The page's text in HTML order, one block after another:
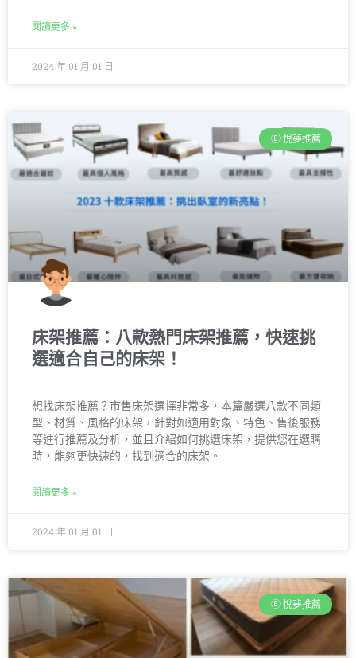
閱讀更多 »
2024 年 01 月 01 日
Ⓔ 悅夢推薦
床架推薦：八款熱門床架推薦，快速挑
選適合自己的床架！
想找床架推薦？市售床架選擇非常多，本篇嚴選八款不同類
型、材質、風格的床架，針對如適用對象、特色、售後服務
等進行推薦及分析，並且介紹如何挑選床架，提供您在選購
時，能夠更快速的，找到適合的床架。
閱讀更多 »
2024 年 01 月 01 日
Ⓔ 悅夢推薦